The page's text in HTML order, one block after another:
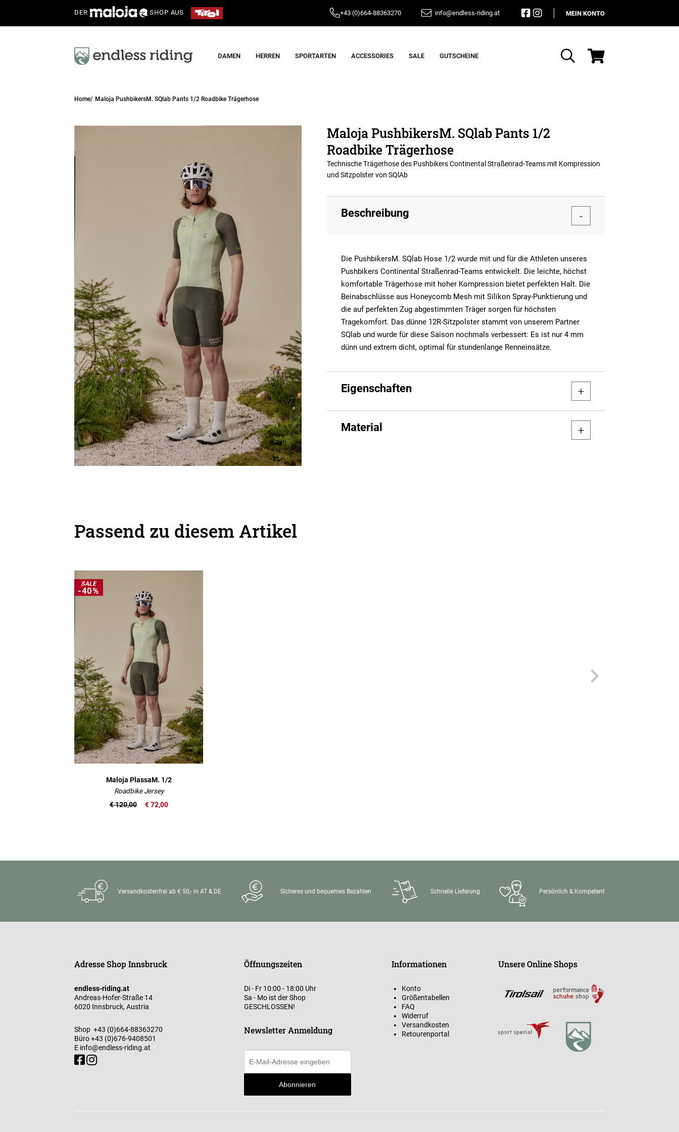
DER SHOP AUS +43 (0)664-88363270 info@endless-riding.at MEIN KONTO
DAMEN HERREN SPORTARTEN ACCESSORIES SALE GUTSCHEINE
Suche
Home Maloja PushbikersM. SQlab Pants 1/2 Roadbike Trägerhose
Maloja PushbikersM. SQlab Pants 1/2
Roadbike Trägerhose
Technische Trägerhose des Pushbikers Continental Straßenrad-Teams mit Kompression
und Sitzpolster von SQlAb
Beschreibung
Die PushbikersM. SQlab Hose 1/2 wurde mit und für die Athleten unseres
Pushbikers Continental Straßenrad-Teams entwickelt. Die leichte, höchst
komfortable Trägerhose mit hoher Kompression bietet perfekten Halt. Die
Beinabschlüsse aus Honeycomb Mesh mit Silikon Spray-Punktierung und
die auf perfekten Zug abgestimmten Träger sorgen für höchsten
Tragekomfort. Das dünne 12R-Sitzpolster stammt von unserem Partner
SQlab und wurde für diese Saison nochmals verbessert: Es ist nur 4 mm
dünn und extrem dicht, optimal für stundenlange Renneinsätze.
Eigenschaften
Material
Passend zu diesem Artikel
SALE
-40%
Maloja PlassaM. 1/2
Roadbike Jersey
€ 72,00
€ 120,00
Versandkostenfrei ab € 50,- in AT & DE Sicheres und bequemes Bezahlen Schnelle Lieferung Persönlich & Kompetent
Adresse Shop Innsbruck
endless-riding.at
Andreas-Hofer-Straße 14
6020 Innsbruck, Austria
Shop +43 (0)664-88363270
Büro+43 (0)676-9408501
E info@endless-riding.at
Öffnungszeiten
Di - Fr 10:00 - 18:00 Uhr
Sa - Mo ist der Shop
GESCHLOSSEN!
Newsletter Anmeldung
Abonnieren
Informationen
Konto
Größentabellen
FAQ
Widerruf
Versandkosten
Retourenportal
Unsere Online Shops